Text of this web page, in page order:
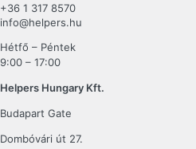
+36 1 317 8570
info@helpers.hu
Hétfő – Péntek
9:00 – 17:00
Helpers Hungary Kft.
Budapart Gate
Dombóvári út 27.